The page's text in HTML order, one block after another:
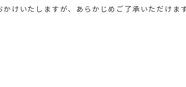
かけいたしますが、あらかじめご了承いただけま